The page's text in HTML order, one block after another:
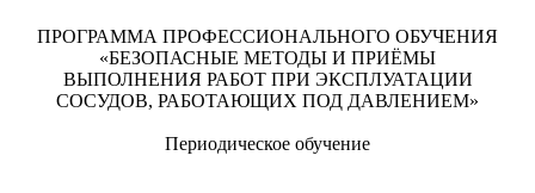
ПРОГРАММА ПРОФЕССИОНАЛЬНОГО ОБУЧЕНИЯ
«БЕЗОПАСНЫЕ МЕТОДЫ И ПРИЁМЫ
ВЫПОЛНЕНИЯ РАБОТ ПРИ ЭКСПЛУАТАЦИИ
СОСУДОВ, РАБОТАЮЩИХ ПОД ДАВЛЕНИЕМ»
Периодическое обучение